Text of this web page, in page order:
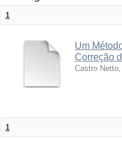
1
Um
Correção
Castro
1